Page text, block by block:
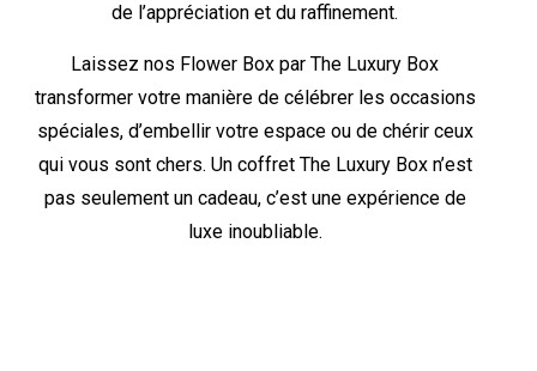
de l’appréciation et du raffinement.
Laissez nos Flower Box par The Luxury Box
transformer votre manière de célébrer les occasions
spéciales, d’embellir votre espace ou de chérir ceux
qui vous sont chers. Un coffret The Luxury Box n’est
pas seulement un cadeau, c’est une expérience de
luxe inoubliable.